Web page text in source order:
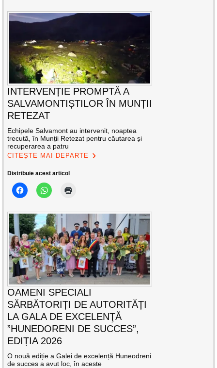
INTERVENȚIE PROMPTĂ A
SALVAMONTIȘTILOR ÎN MUNȚII
RETEZAT
Echipele Salvamont au intervenit, noaptea
trecută, în Munții Retezat pentru căutarea și
recuperarea a patru
CITEȘTE MAI DEPARTE
Distribuie acest articol
OAMENI SPECIALI
SĂRBĂTORIȚI DE AUTORITĂȚI
LA GALA DE EXCELENŢĂ
”HUNEDORENI DE SUCCES”,
EDIȚIA 2026
O nouă ediție a Galei de excelență Huneodreni
de succes a avut loc, în aceste